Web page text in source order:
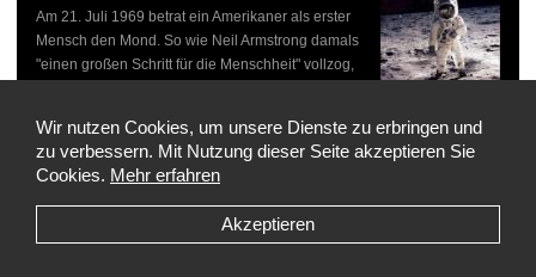
Am 21. Juli 1969 betrat ein Amerikaner als erster
Mensch den Mond. So wie Neil Armstrong damals
"einen großen Schritt für die Menschheit" vollzog,
Copyright © 1999-2026 by WHO'S WHO, Alle Rechte vorbehalten
Wir nutzen Cookies, um unsere Dienste zu erbringen und
zu verbessern. Mit Nutzung dieser Seite akzeptieren Sie
Cookies. Mehr erfahren
Akzeptieren